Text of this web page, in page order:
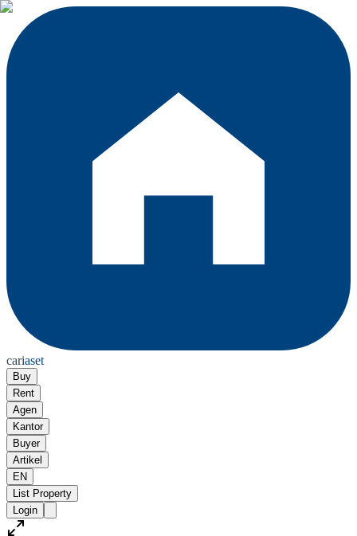
cariaset
Buy
Rent
Agen
Kantor
Buyer
Artikel
EN
List Property
Login